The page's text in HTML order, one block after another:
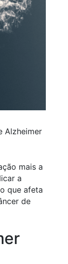
Alzheimer
mais a
a
que afeta
de